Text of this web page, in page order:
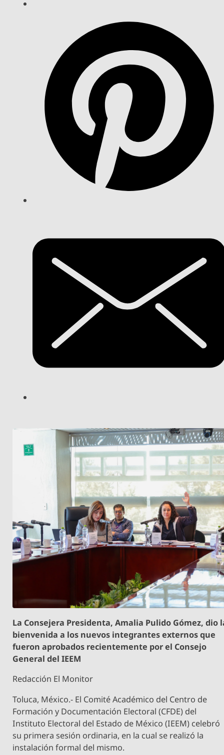
La Consejera Presidenta, Amalia Pulido Gómez, dio
bienvenida a los nuevos integrantes externos que
fueron aprobados recientemente por el Consejo
General del IEEM
Redacción El Monitor
Toluca, México.- El Comité Académico del Centro de
Formación y Documentación Electoral (CFDE) del
Instituto Electoral del Estado de México (IEEM) celebró
su primera sesión ordinaria, en la cual se realizó la
instalación formal del mismo.